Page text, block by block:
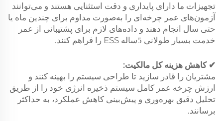
تجهیزات ما دارای پایداری و دقت استثنایی هستند و می‌توانند
آزمون‌های عمر چرخه‌ای را به‌صورت مداوم برای چندین ماه یا
حتی سال انجام دهند و داده‌های لازم برای پشتیبانی از عمر
خدمت بسیار طولانی 5ساله ESS را فراهم کنند.
✔ کاهش هزینه کل مالکیت:
مشتریان را قادر سازید تا طراحی سیستم را بهینه کنند و
ارزش چرخه عمر کامل سیستم ذخیره انرژی خود را از طریق
تحلیل دقیق بهره‌وری و پیش‌بینی کاهش عملکرد، به حداکثر
برسانند.